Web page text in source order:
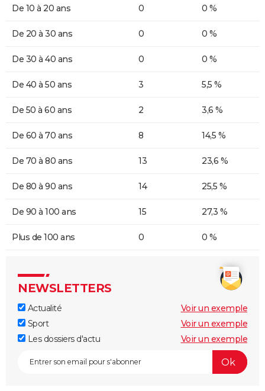
De 10 à 20 ans 0 0 %
De 20 à 30 ans 0 0 %
De 30 à 40 ans 0 0 %
De 40 à 50 ans 3 5,5 %
De 50 à 60 ans 2 3,6 %
De 60 à 70 ans 8 14,5 %
De 70 à 80 ans 13 23,6 %
De 80 à 90 ans 14 25,5 %
De 90 à 100 ans 15 27,3 %
Plus de 100 ans 0 0 %
NEWSLETTERS
Actualité
Voir un exemple
Sport
Voir un exemple
Les dossiers d'actu
Voir un exemple